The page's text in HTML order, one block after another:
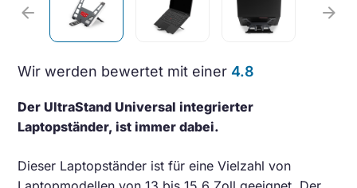
arrow_back arrow_forward
Wir werden bewertet mit einer 4.8
Der UltraStand Universal integrierter
Laptopständer, ist immer dabei.
Dieser Laptopständer ist für eine Vielzahl von